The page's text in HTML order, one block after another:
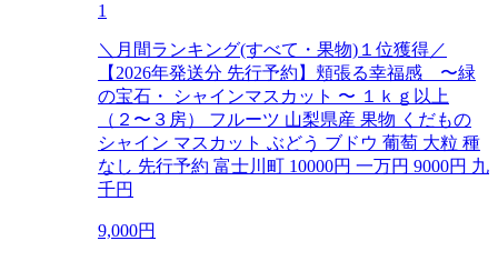
1
＼月間ランキング(すべて・果物)１位獲得／
【2026年発送分 先行予約】頬張る幸福感 〜緑
の宝石・ シャインマスカット 〜 １ｋｇ以上
（２〜３房） フルーツ 山梨県産 果物 くだもの
シャイン マスカット ぶどう ブドウ 葡萄 大粒 種
なし 先行予約 富士川町 10000円 一万円 9000円 九
千円
9,000円